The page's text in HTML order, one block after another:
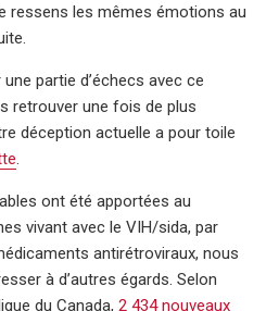
ressens les mêmes émotions au
une partie d’échecs avec ce
retrouver une fois de plus
déception actuelle a pour toile
.
ont été apportées au
vivant avec le VIH/sida, par
antirétroviraux, nous
à d’autres égards. Selon
du Canada, 2 434 nouveaux